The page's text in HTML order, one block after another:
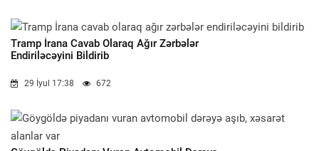
Tramp İrana Cavab Olaraq Ağır Zərbələr
Endiriləcəyini Bildirib
29 İyul 17:38 672